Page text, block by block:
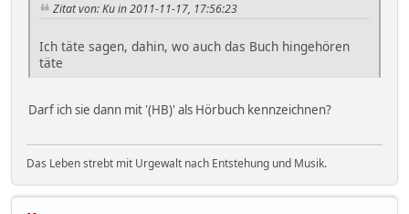
Zitat von: Ku in 2011-11-17, 17:56:23
Ich täte sagen, dahin, wo auch das Buch hingehören
täte
Darf ich sie dann mit '(HB)' als Hörbuch kennzeichnen?
Das Leben strebt mit Urgewalt nach Entstehung und Musik.